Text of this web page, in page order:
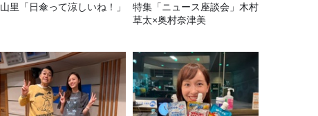
山里「日傘って涼しいね！」
特集「ニュース座談会」木村
草太×奥村奈津美